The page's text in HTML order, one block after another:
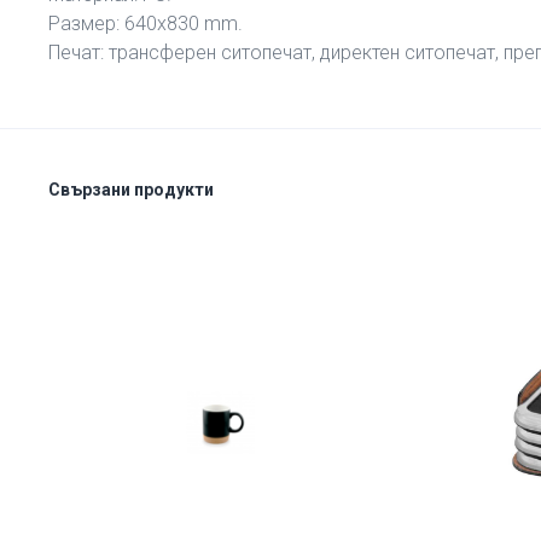
Размер: 640х830 mm.
Печат: трансферен ситопечат, директен ситопечат,
Свързани продукти